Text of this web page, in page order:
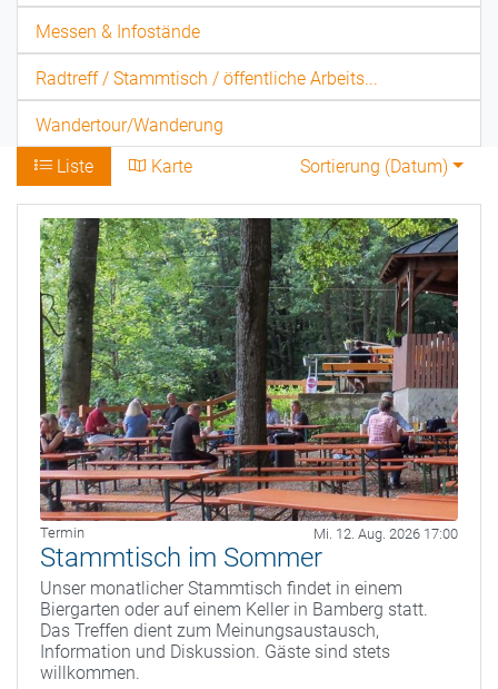
Messen & Infostände
Radtreff / Stammtisch / öffentliche Arbeits...
Wandertour/Wanderung
Liste
Karte Sortierung (Datum)
Termin Mi. 12. Aug. 2026 17:00
Stammtisch im Sommer
Unser monatlicher Stammtisch findet in einem
Biergarten oder auf einem Keller in Bamberg statt.
Das Treffen dient zum Meinungsaustausch,
Information und Diskussion. Gäste sind stets
willkommen.